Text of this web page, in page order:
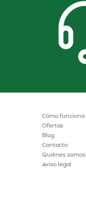
Cómo funciona
Ofertas
Blog
Contacto
Quiénes somos
Aviso legal